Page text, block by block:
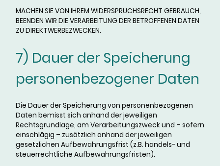
MACHEN SIE VON IHREM WIDERSPRUCHSRECHT GEBRAUCH,
BEENDEN WIR DIE VERARBEITUNG DER BETROFFENEN DATEN
ZU DIREKTWERBEZWECKEN.
7) Dauer der Speicherung
personenbezogener Daten
Die Dauer der Speicherung von personenbezogenen
Daten bemisst sich anhand der jeweiligen
Rechtsgrundlage, am Verarbeitungszweck und – sofern
einschlägig – zusätzlich anhand der jeweiligen
gesetzlichen Aufbewahrungsfrist (z.B. handels- und
steuerrechtliche Aufbewahrungsfristen).